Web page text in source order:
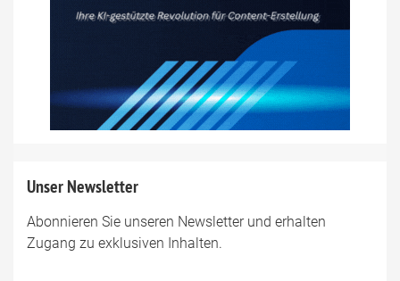
Unser Newsletter
Abonnieren Sie unseren Newsletter und erhalten
Zugang zu exklusiven Inhalten.